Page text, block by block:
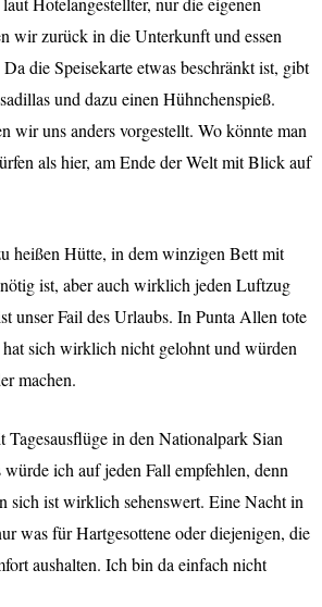
wir zurück in die Unterkunft und essen
die Speisekarte etwas beschränkt ist, gibt
und dazu einen Hühnchenspieß.
wir uns anders vorgestellt. Wo könnte man
als hier, am Ende der Welt mit Blick auf
heißen Hütte, in dem winzigen Bett mit
ist, aber auch wirklich jeden Luftzug
unser Fail des Urlaubs. In Punta Allen tote
sich wirklich nicht gelohnt und würden
machen.
in den Nationalpark Sian
würde ich auf jeden Fall empfehlen, denn
sich ist wirklich sehenswert. Eine Nacht in
was für Hartgesottene oder diejenigen, die
aushalten. Ich bin da einfach nicht